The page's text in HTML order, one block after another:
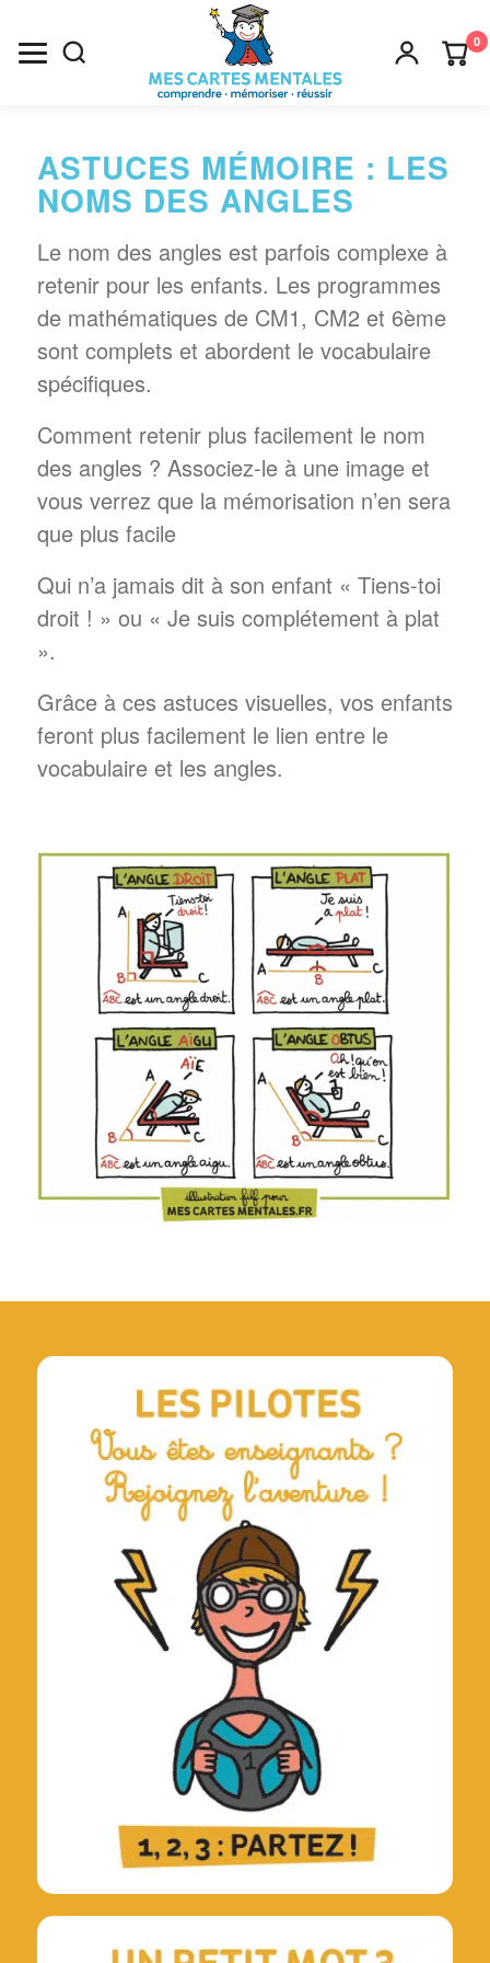
0
ASTUCES MÉMOIRE : LES
NOMS DES ANGLES
Le nom des angles est parfois complexe à
retenir pour les enfants. Les programmes
de mathématiques de CM1, CM2 et 6ème
sont complets et abordent le vocabulaire
spécifiques.
Comment retenir plus facilement le nom
des angles ? Associez-le à une image et
vous verrez que la mémorisation n’en sera
que plus facile
Qui n’a jamais dit à son enfant « Tiens-toi
droit ! » ou « Je suis complétement à plat
».
Grâce à ces astuces visuelles, vos enfants
feront plus facilement le lien entre le
vocabulaire et les angles.